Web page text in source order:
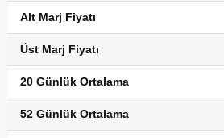
Alt Marj Fiyatı
Üst Marj Fiyatı
20 Günlük Ortalama
52 Günlük Ortalama